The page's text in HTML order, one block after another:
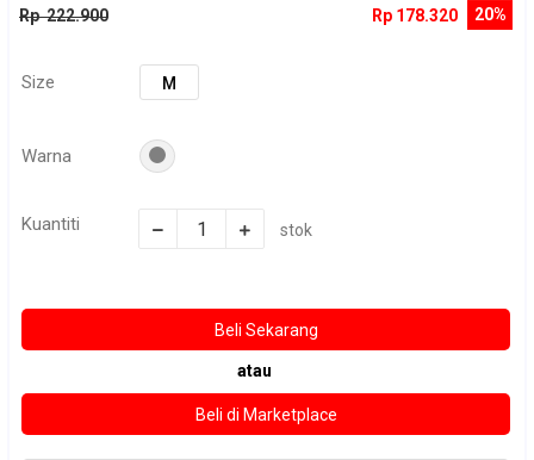
Rp 222.900
20%
Rp 178.320
Size M
Warna
Kuantiti stok
atau